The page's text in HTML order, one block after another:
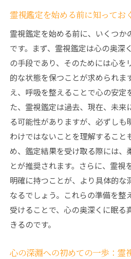
霊視鑑定で自己の本質を再発
自分自身を知るための
霊視鑑定が自己認識を
霊視鑑定による自己の
自己理解を深める霊視
霊視鑑定がもたらす自
霊視鑑定を通じた自己
霊視鑑定が開く充実した人
霊視鑑定を活用した人
充実した人生を築くた
法
霊視鑑定が人生の選択
人生の目的を見つける
人生を豊かにする霊視
霊視鑑定を始める前に知ってお
霊視鑑定を始める前に、いくつか
です。まず、霊視鑑定は心の奥深
の手段であり、そのためには心を
的な状態を保つことが求められま
え、呼吸を整えることで心の安定
た、霊視鑑定は過去、現在、未来
る可能性がありますが、必ずしも
わけではないことを理解すること
め、鑑定結果を受け取る際には、
とが推奨されます。さらに、霊視
明確に持つことが、より具体的な
なるでしょう。これらの準備を整
受けることで、心の奥深くに眠る
きるのです。
心の深淵への初めての一歩：霊